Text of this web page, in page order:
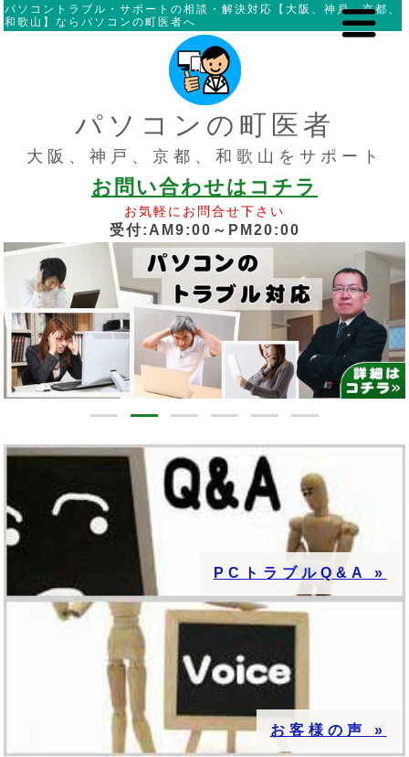
パソコントラブル・サポートの相談・解決対応【大阪、神戸、京都、
和歌山】ならパソコンの町医者へ
パソコンの町医者
大阪、神戸、京都、和歌山をサポート
お問い合わせはコチラ
お気軽にお問合せ下さい
受付:AM9:00～PM20:00
PCトラブルQ&A »
お客様の声 »